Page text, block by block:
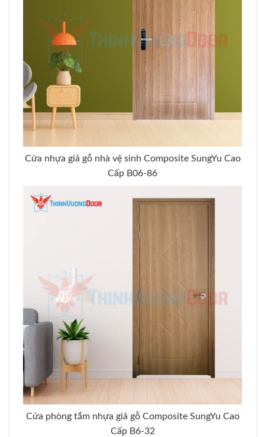
Cửa nhựa giả gỗ nhà vệ sinh Composite SungYu Cao
Cấp B06-86
Cửa phòng tắm nhựa giả gỗ Composite SungYu Cao
Cấp B6-32